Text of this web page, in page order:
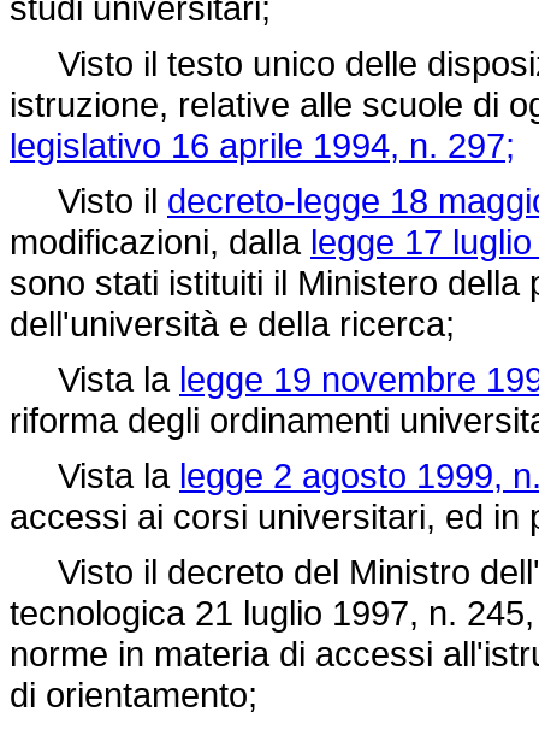
Visto il testo unico delle
istruzione, relative alle scuole di
legislativo 16 aprile 1994, n. 297;
Visto il decreto-legge 18
modificazioni, dalla legge 17
sono stati istituiti il Ministero
dell'università e della ricerca;
Vista la legge 19 novembre
riforma degli ordinamenti
Vista la legge 2 agosto 1999,
accessi ai corsi universitari, ed in
Visto il decreto del Ministro
tecnologica 21 luglio 1997, n.
norme in materia di accessi
di orientamento;